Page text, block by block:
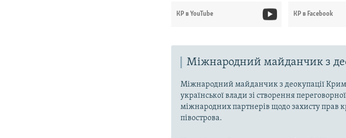
КР в YouTube КР в Facebook
Міжнародний майданчик з
Міжнародний майданчик з деокупації
української влади зі створення
міжнародних партнерів щодо захисту прав
півострова.